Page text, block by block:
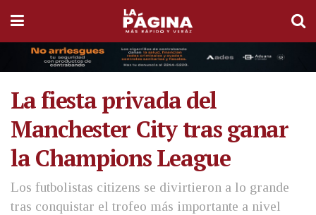
La fiesta privada del
Manchester City tras ganar
la Champions League
Los futbolistas citizens se divirtieron a lo grande
tras conquistar el trofeo más importante a nivel